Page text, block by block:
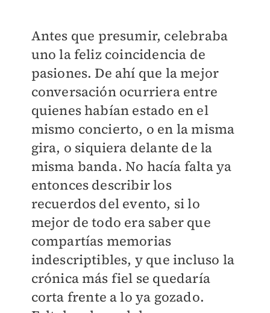
Antes que presumir, celebraba
uno la feliz coincidencia de
pasiones. De ahí que la mejor
conversación ocurriera entre
quienes habían estado en el
mismo concierto, o en la misma
gira, o siquiera delante de la
misma banda. No hacía falta ya
entonces describir los
recuerdos del evento, si lo
mejor de todo era saber que
compartías memorias
indescriptibles, y que incluso la
crónica más fiel se quedaría
corta frente a lo ya gozado.